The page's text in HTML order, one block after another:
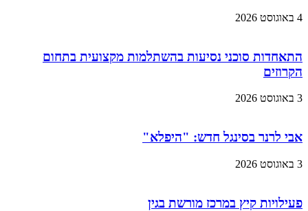
4 באוגוסט 2026
התאחדות סוכני נסיעות בהשתלמות מקצועית בתחום
הקרוזים
3 באוגוסט 2026
אבי לרנר בסינגל חדש: "היפלא"
3 באוגוסט 2026
פעילויות קיץ במרכז מורשת בגין